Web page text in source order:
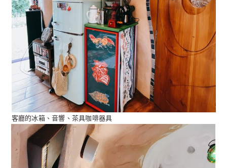
客廳的冰箱、音響、茶具咖啡器具